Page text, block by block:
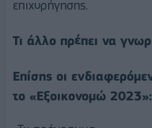
επιχορήγησης.
Τι άλλο πρέπει να
Επίσης οι
το «Εξοικονομώ 2023»: